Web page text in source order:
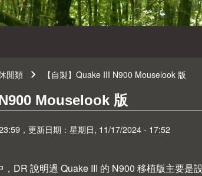
閒類 【自製】Quake III N900 Mouselook 版
Mouselook 版
，更新日期：星期日, 11/17/2024 - 17:52
，DR 說明過 Quake III 的 N900 移植版主要是